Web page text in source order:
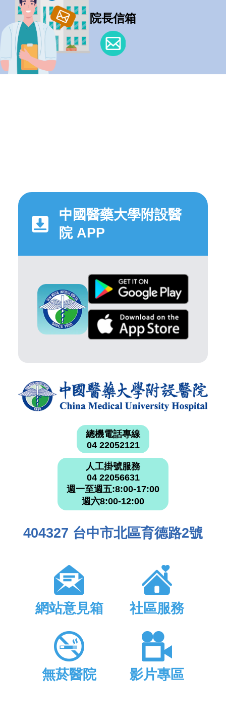
院長信箱
中國醫藥大學附設醫
院 APP
總機電話專線
04 22052121
人工掛號服務
04 22056631
週一至週五:8:00-17:00
週六8:00-12:00
404327 台中市北區育德路2號
網站意見箱 社區服務
無菸醫院 影片專區